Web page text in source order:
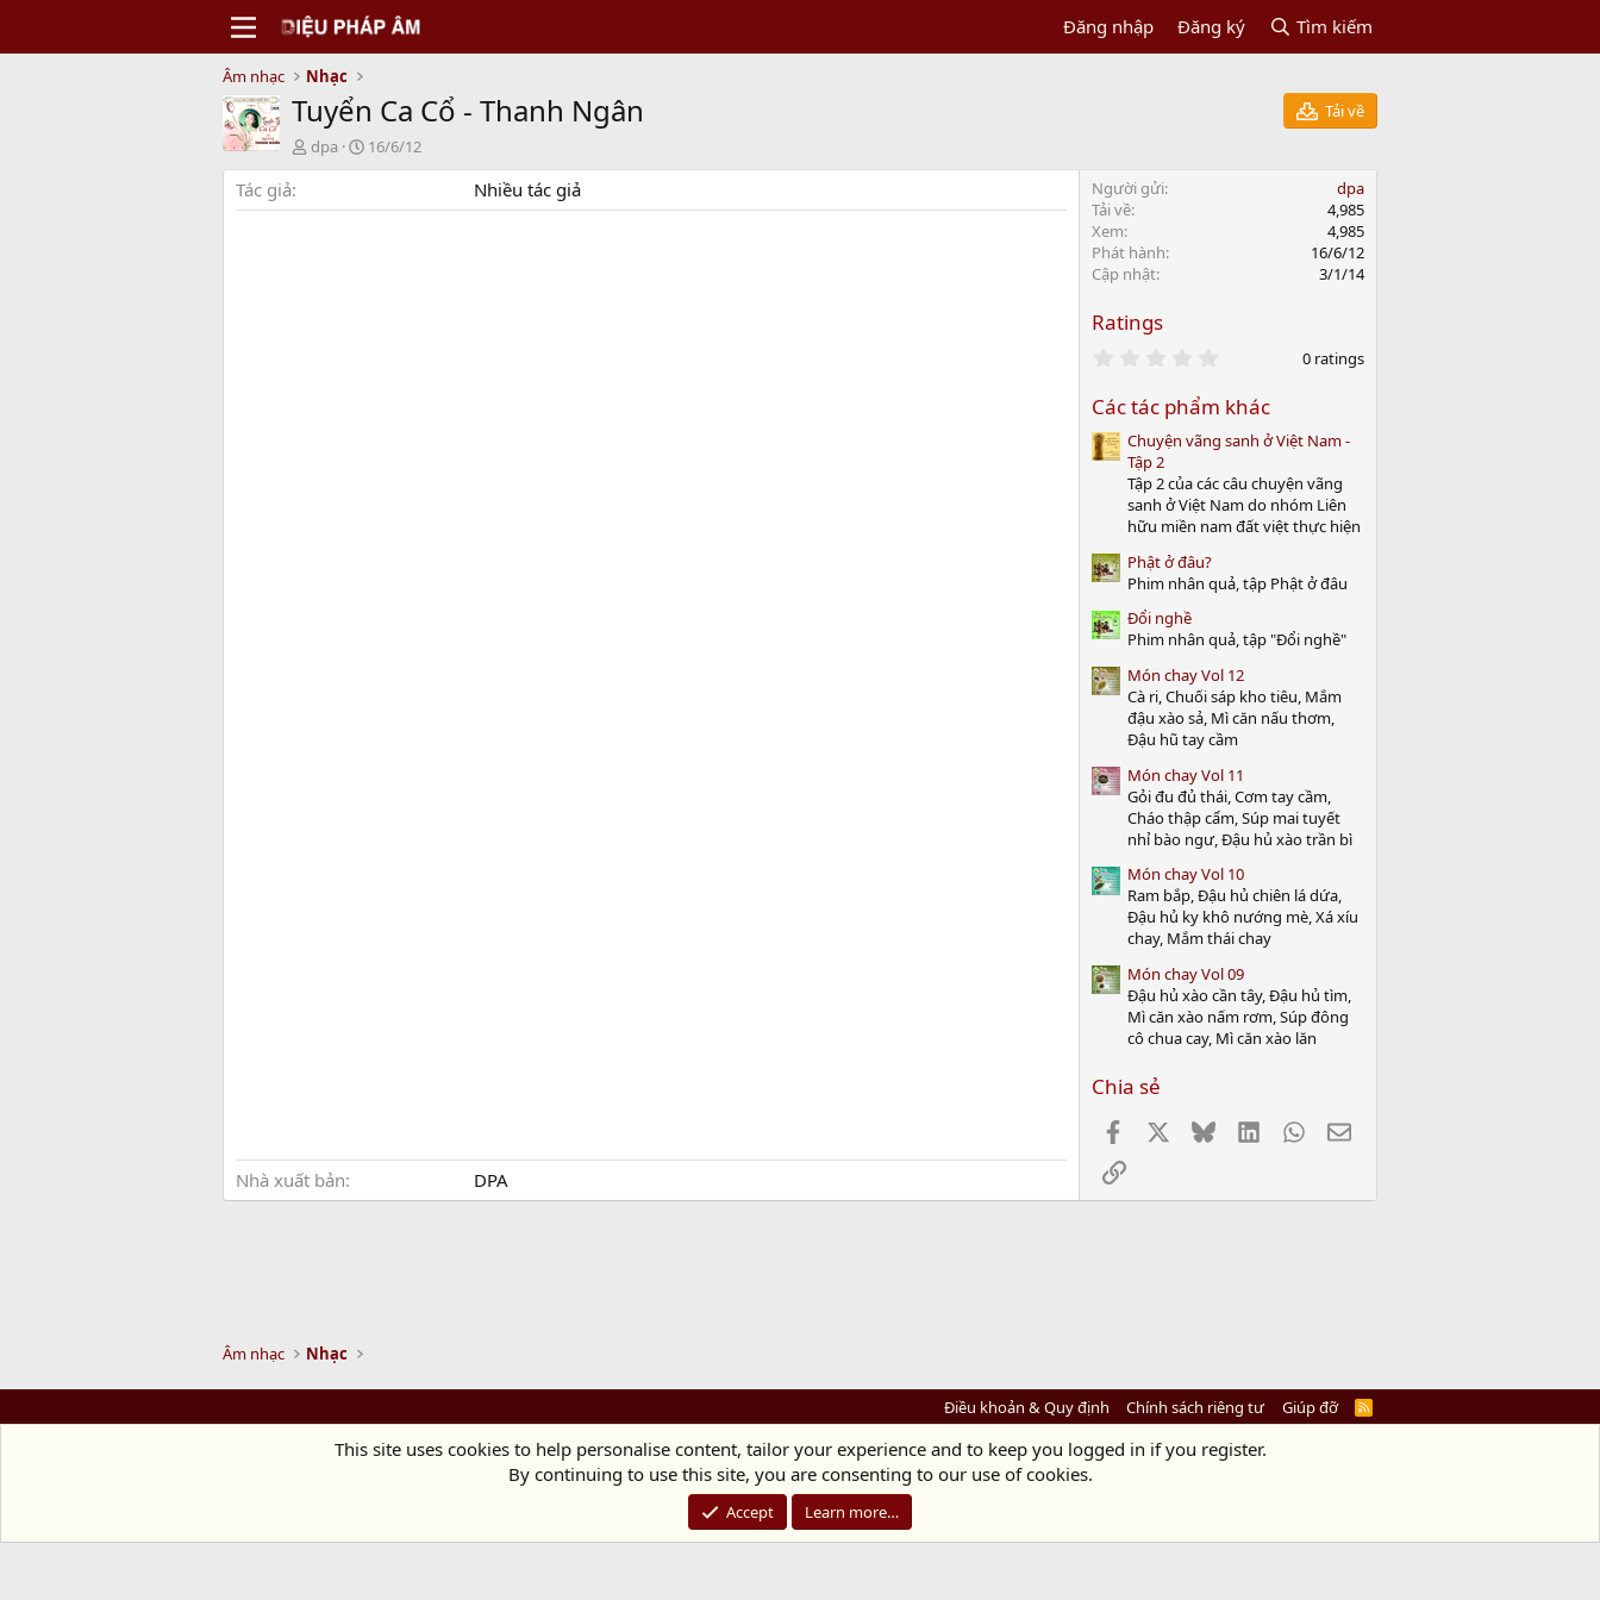
Đăng nhập Đăng ký Tìm kiếm
Âm nhạc Nhạc
Tuyển Ca Cổ - Thanh Ngân
Tải về
N
g
ờ
dpa
C
r
a
16/6/12
Tác giả Nhiều tác giả
Nhà xuất bản DPA
Người gửi
dpa
Tải về
4,985
Xem
4,985
Phát hành
16/6/12
Cập nhật
3/1/14
Ratings
0
t
r
(
s
)
0 ratings
Các tác phẩm khác
Chuyện vãng sanh ở Việt Nam -
Tập 2
Tập 2 của các câu chuyện vãng
sanh ở Việt Nam do nhóm Liên
hữu miền nam đất việt thực hiện
Phật ở đâu?
Phim nhân quả, tập Phật ở đâu
Đổi nghề
Phim nhân quả, tập "Đổi nghề"
Món chay Vol 12
Cà ri, Chuối sáp kho tiêu, Mắm
đậu xào sả, Mì căn nấu thơm,
Đậu hũ tay cầm
Món chay Vol 11
Gỏi đu đủ thái, Cơm tay cầm,
Cháo thập cẩm, Súp mai tuyết
nhỉ bào ngư, Đậu hủ xào trần bì
Món chay Vol 10
Ram bắp, Đậu hủ chiên lá dứa,
Đậu hủ ky khô nướng mè, Xá xíu
chay, Mắm thái chay
Món chay Vol 09
Đậu hủ xào cần tây, Đậu hủ tìm,
Mì căn xào nấm rơm, Súp đông
cô chua cay, Mì căn xào lăn
Chia sẻ
Facebook Bluesky LinkedInWhatsApp
Email
Link
Âm nhạc Nhạc
Điều khoản & Quy định Chính sách riêng tư Giúp đỡ
R
S
Diệu Pháp Âm
Chùa Diệu Pháp - Số 72/14 Phú Mỹ, Phú Hòa Đông, Củ Chi, TP.HCM (Xem Bản đồ)
Điện thoại: 028.36208438 | Email:
Chủ Nhiệm: Thích Minh Thiền
This site uses cookies to help personalise content, tailor your experience and to keep you logged in if you register.
By continuing to use this site, you are consenting to our use of cookies.
Accept Learn more…